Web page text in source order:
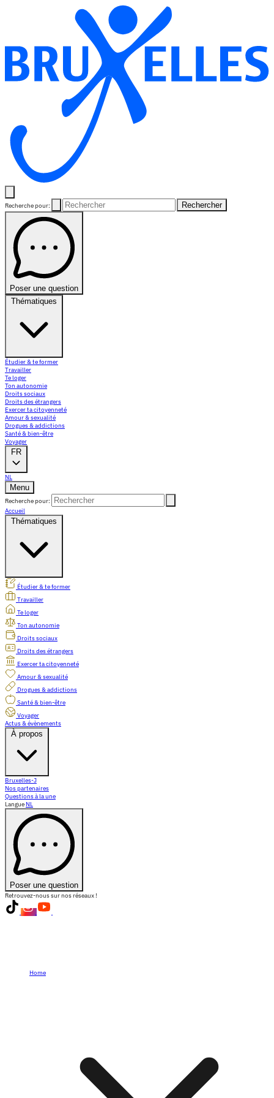
Recherche pour: Rechercher
Poser une question
Thématiques
Étudier & te former
Travailler
Te loger
Ton autonomie
Droits sociaux
Droits des étrangers
Exercer ta citoyenneté
Amour & sexualité
Drogues & addictions
Santé & bien-être
Voyager
FR
NL
Menu
Recherche pour:
Accueil
Thématiques
Étudier & te former
Travailler
Te loger
Ton autonomie
Droits sociaux
Droits des étrangers
Exercer ta citoyenneté
Amour & sexualité
Drogues & addictions
Santé & bien-être
Voyager
Actus & évènements
À propos
Bruxelles-J
Nos partenaires
Questions à la une
Langue NL
Poser une question
Retrouvez-nous sur nos réseaux !
Home